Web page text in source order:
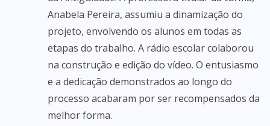
Anabela Pereira, assumiu a dinamização do
projeto, envolvendo os alunos em todas as
etapas do trabalho. A rádio escolar colaborou
na construção e edição do vídeo. O entusiasmo
e a dedicação demonstrados ao longo do
processo acabaram por ser recompensados da
melhor forma.